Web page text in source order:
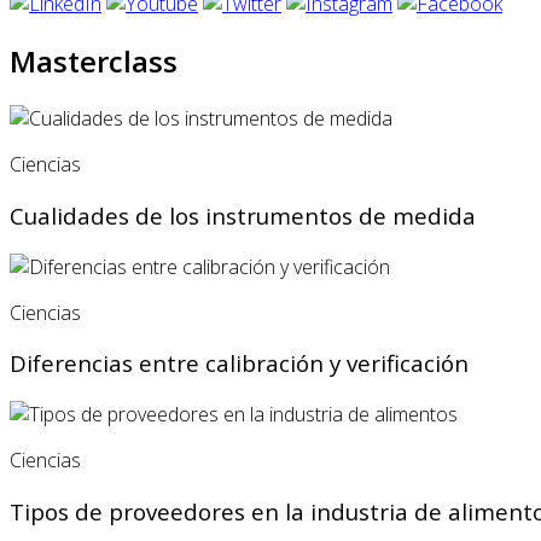
Masterclass
Ciencias
Cualidades de los instrumentos de medida
Ciencias
Diferencias entre calibración y verificación
Ciencias
Tipos de proveedores en la industria de